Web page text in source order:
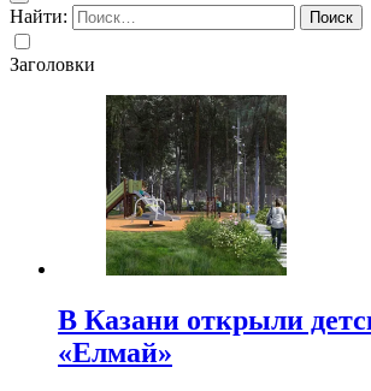
Найти:
Заголовки
В Казани открыли
«Елмай»